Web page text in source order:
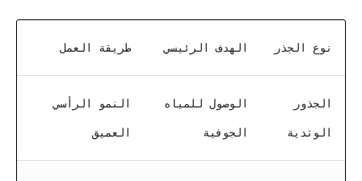
نوع الجذر الهدف الرئيسي طريقة العمل
الجذور
الوتدية
الوصول للمياه
الجوفية
النمو الرأسي
العميق